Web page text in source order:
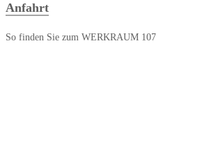
Anfahrt
So finden Sie zum WERKRAUM 107